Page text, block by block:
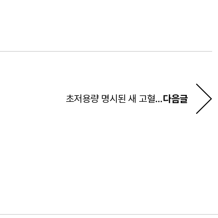
다음글
초저용량 명시된 새 고혈압 진료지침…한미약품 ‘아모프렐’ 날개 달다